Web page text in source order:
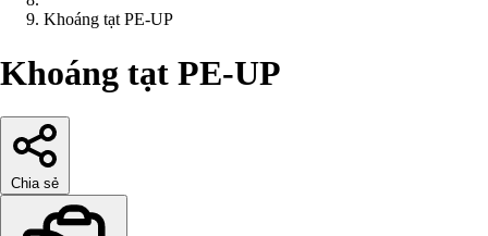
Khoáng tạt PE-UP
Khoáng tạt PE-UP
Chia sẻ